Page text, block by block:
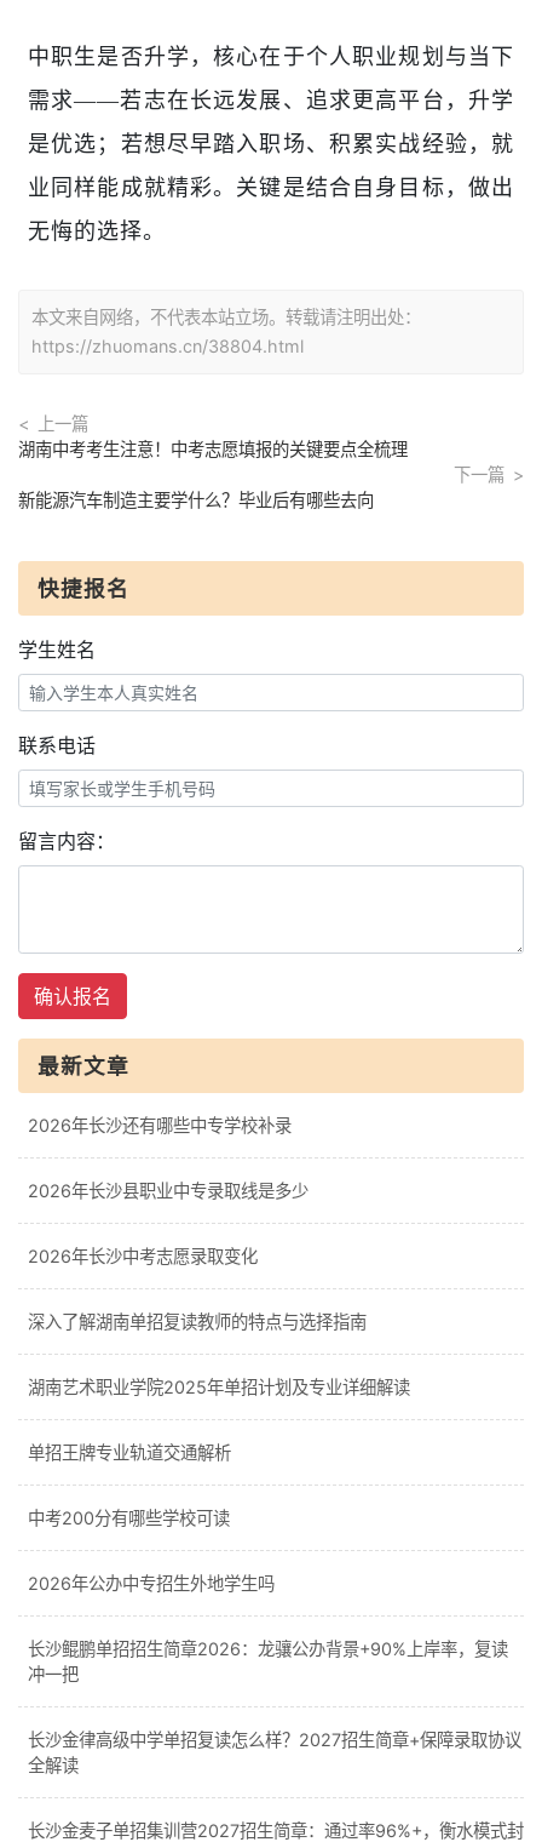
中职生是否升学，核心在于个人职业规划与当下
需求——若志在长远发展、追求更高平台，升学
是优选；若想尽早踏入职场、积累实战经验，就
业同样能成就精彩。关键是结合自身目标，做出
无悔的选择。
本文来自网络，不代表本站立场。转载请注明出处：
https://zhuomans.cn/38804.html
上一篇
湖南中考考生注意！中考志愿填报的关键要点全梳理
下一篇
新能源汽车制造主要学什么？毕业后有哪些去向
快捷报名
学生姓名
联系电话
留言内容：
确认报名
最新文章
2026年长沙还有哪些中专学校补录
2026年长沙县职业中专录取线是多少
2026年长沙中考志愿录取变化
深入了解湖南单招复读教师的特点与选择指南
湖南艺术职业学院2025年单招计划及专业详细解读
单招王牌专业轨道交通解析
中考200分有哪些学校可读
2026年公办中专招生外地学生吗
长沙鲲鹏单招招生简章2026：龙骧公办背景+90%上岸率，复读
冲一把
长沙金律高级中学单招复读怎么样？2027招生简章+保障录取协议
全解读
长沙金麦子单招集训营2027招生简章：通过率96%+，衡水模式封